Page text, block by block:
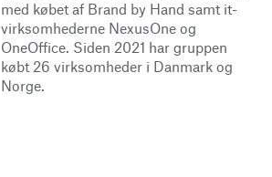
med købet af Brand by Hand samt it-
virksomhederne NexusOne og
OneOffice. Siden 2021 har gruppen
købt 26 virksomheder i Danmark og
Norge.